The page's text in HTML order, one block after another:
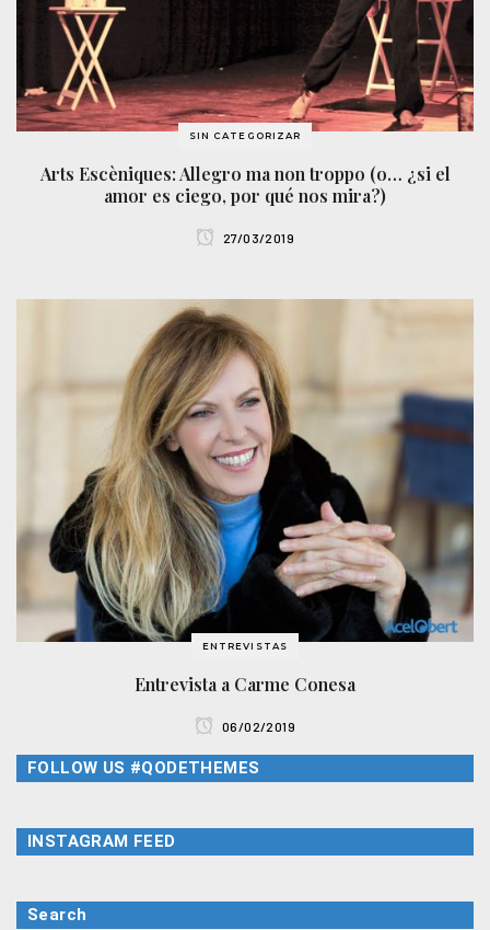
SIN CATEGORIZAR
Arts Escèniques: Allegro ma non troppo (o… ¿si el
amor es ciego, por qué nos mira?)
27/03/2019
ENTREVISTAS
Entrevista a Carme Conesa
06/02/2019
FOLLOW US #QODETHEMES
INSTAGRAM FEED
Search